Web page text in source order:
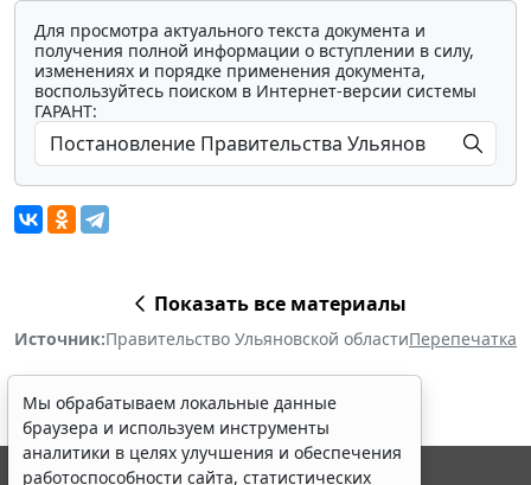
Для просмотра актуального текста документа и
получения полной информации о вступлении в силу,
изменениях и порядке применения документа,
воспользуйтесь поиском в Интернет-версии системы
ГАРАНТ:
Показать все материалы
Источник:Правительство Ульяновской областиПерепечатка
Мы обрабатываем локальные данные
браузера и используем инструменты
аналитики в целях улучшения и обеспечения
работоспособности сайта, статистических